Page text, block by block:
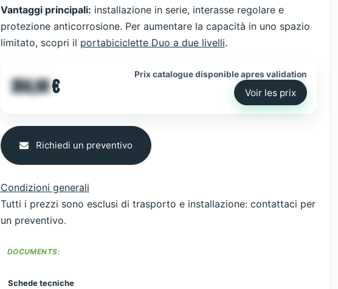
Vantaggi principali: installazione in serie, interasse regolare e
protezione anticorrosione. Per aumentare la capacità in uno spazio
limitato, scopri il portabiciclette Duo a due livelli.
358,00€
Prix catalogue disponible apres validation
Voir les prix
Richiedi un preventivo
Condizioni generali
Tutti i prezzi sono esclusi di trasporto e installazione: contattaci per
un preventivo.
DOCUMENTS:
Schede tecniche